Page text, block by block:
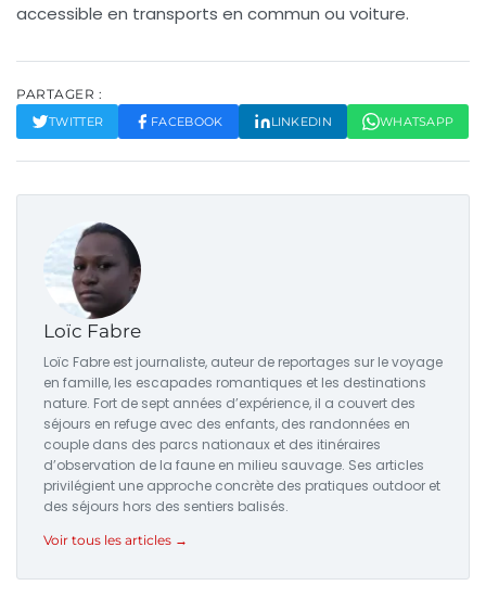
accessible en transports en commun ou voiture.
PARTAGER :
TWITTER FACEBOOK LINKEDIN WHATSAPP
Loïc Fabre
Loïc Fabre est journaliste, auteur de reportages sur le voyage
en famille, les escapades romantiques et les destinations
nature. Fort de sept années d’expérience, il a couvert des
séjours en refuge avec des enfants, des randonnées en
couple dans des parcs nationaux et des itinéraires
d’observation de la faune en milieu sauvage. Ses articles
privilégient une approche concrète des pratiques outdoor et
des séjours hors des sentiers balisés.
Voir tous les articles →